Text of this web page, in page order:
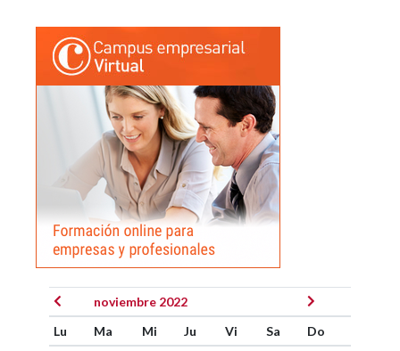
noviembre 2022
Lu
Ma Mi Ju Vi Sa
Do